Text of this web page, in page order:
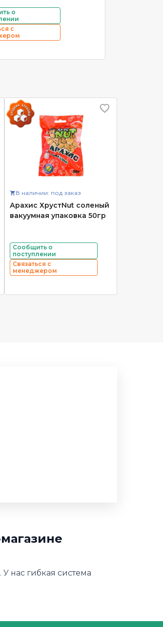
о
с
В наличии: под заказ
Арахис ХрустNut соленый
вакуумная упаковка 50гр
Сообщить о
поступлении
Связаться с
менеджером
нас гибкая система